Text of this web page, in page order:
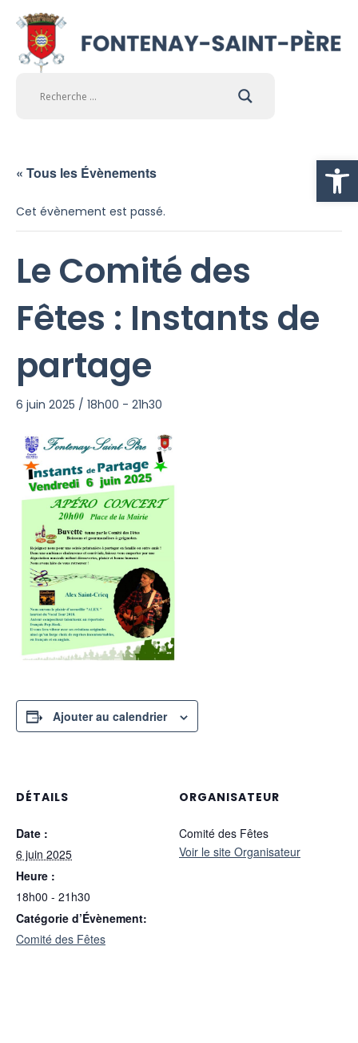
Ouvrir
« Tous les Évènements
Cet évènement est passé.
Le Comité des
Fêtes : Instants de
partage
6 juin 2025 / 18h00 - 21h30
Ajouter au calendrier
DÉTAILS
Date :
6 juin 2025
Heure :
18h00 - 21h30
Catégorie d’Évènement:
Comité des Fêtes
ORGANISATEUR
Comité des Fêtes
Voir le site Organisateur